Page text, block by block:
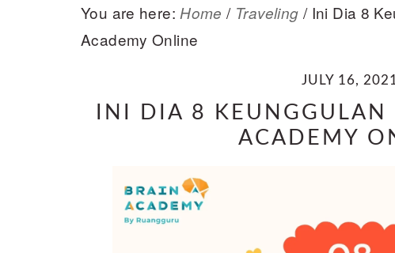
You are here: Home / Traveling /Ini Dia 8
Academy Online
JULY 16,
INI DIA 8
ACADEMY